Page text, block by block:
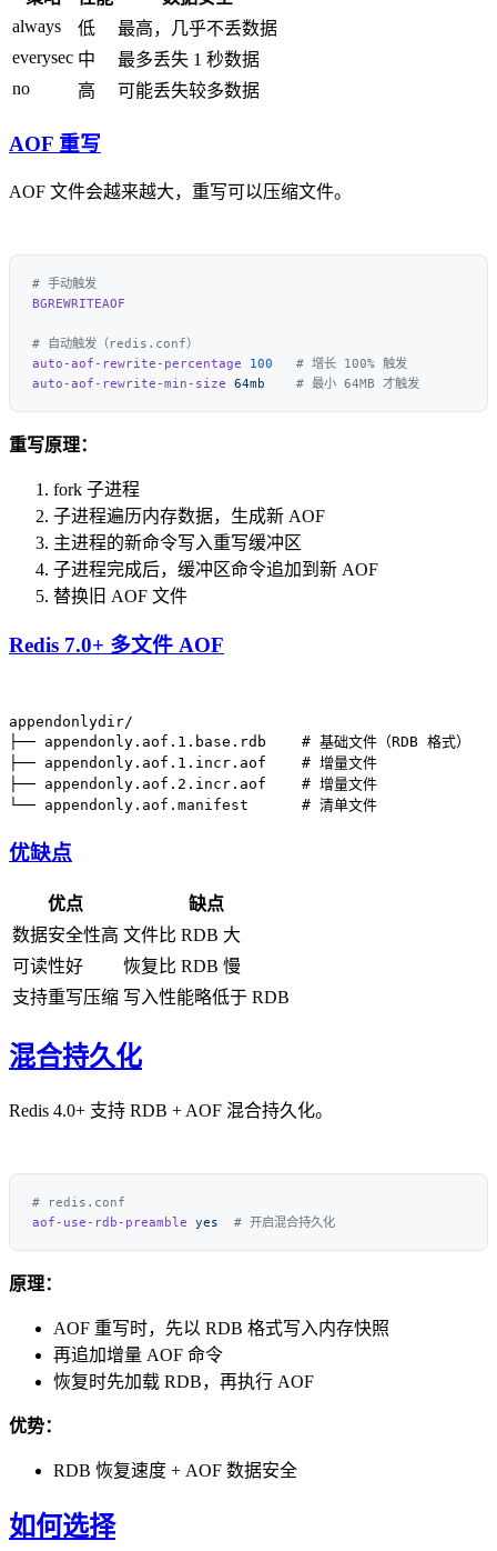
always
低
最高，几乎不丢数据
everysec 中
最多丢失 1 秒数据
no
高 可能丢失较多数据
AOF 重写
AOF 文件会越来越大，重写可以压缩文件。
auto-aof-rewrite-percentage 100
auto-aof-rewrite-min-size 64mb
重写原理：
fork 子进程
子进程遍历内存数据，生成新 AOF
主进程的新命令写入重写缓冲区
子进程完成后，缓冲区命令追加到新 AOF
替换旧 AOF 文件
Redis 7.0+ 多文件 AOF
appendonlydir/
├── appendonly.aof.1.base.rdb    # 基础文件（RDB 格式）
├── appendonly.aof.1.incr.aof    # 增量文件
├── appendonly.aof.2.incr.aof    # 增量文件
优缺点
优点
缺点
数据安全性高 文件比 RDB 大
可读性好
恢复比 RDB 慢
支持重写压缩 写入性能略低于 RDB
混合持久化
Redis 4.0+ 支持 RDB + AOF 混合持久化。
aof-use-rdb-preamble yes
原理：
AOF 重写时，先以 RDB 格式写入内存快照
再追加增量 AOF 命令
恢复时先加载 RDB，再执行 AOF
优势：
RDB 恢复速度 + AOF 数据安全
如何选择